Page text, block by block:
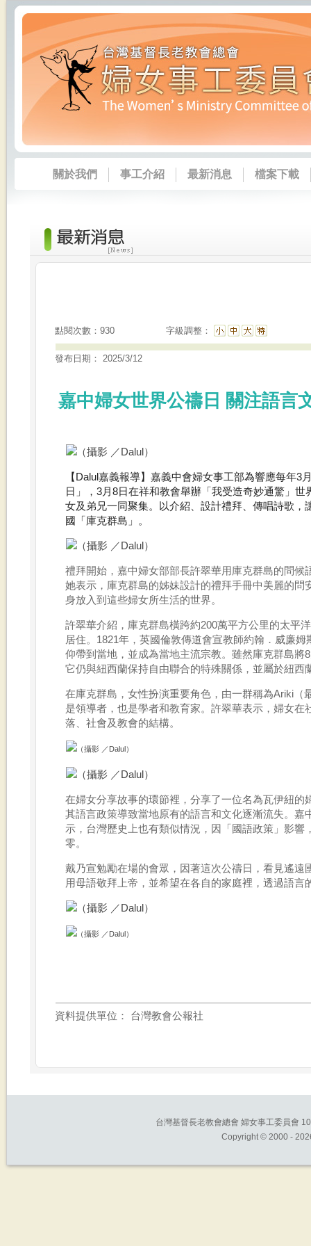
關於我們 事工介紹 最新消息 檔案下載
點閱次數：930 字級調整：
發布日期： 2025/3/12
嘉中婦女世界公禱日 關注語言
（攝影 ／Dalul）
【Dalul嘉義報導】嘉義中會婦女事工部為響應每年3
日」，3月8日在祥和教會舉辦「我受造奇妙通驚」
女及弟兄一同聚集。以介紹、設計禮拜、傳唱詩歌，
國「庫克群島」。
（攝影 ／Dalul）
禮拜開始，嘉中婦女部部長許翠華用庫克群島的問候
她表示，庫克群島的姊妹設計的禮拜手冊中美麗的問
身放入到這些婦女所生活的世界。
許翠華介紹，庫克群島橫跨約200萬平方公里的太平
居住。1821年，英國倫敦傳道會宣教師約翰．威廉
仰帶到當地，並成為當地主流宗教。雖然庫克群島將
它仍與紐西蘭保持自由聯合的特殊關係，並屬於紐西
在庫克群島，女性扮演重要角色，由一群稱為Ariki（
是領導者，也是學者和教育家。許翠華表示，婦女在
落、社會及教會的結構。
（攝影 ／Dalul）
（攝影 ／Dalul）
在婦女分享故事的環節裡，分享了一位名為瓦伊紐的
其語言政策導致當地原有的語言和文化逐漸流失。嘉
示，台灣歷史上也有類似情況，因「國語政策」影響
零。
戴乃宣勉勵在場的會眾，因著這次公禱日，看見遙遠
用母語敬拜上帝，並希望在各自的家庭裡，透過語言
（攝影 ／Dalul）
（攝影 ／Dalul）
資料提供單位： 台灣教會公報社
台灣基督長老教會總會 婦女事工委員會
Copyright © 2000 -